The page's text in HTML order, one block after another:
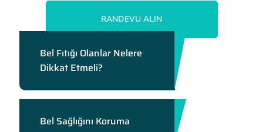
RANDEVU ALIN
Bel Fıtığı Olanlar Nelere
Dikkat Etmeli?
Bel Sağlığını Koruma